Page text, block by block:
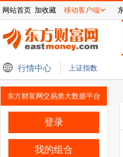
网站首页 加收藏 移动客户端
行情中心 上证指数
涨；无锡银行副行长胥焱冰辞职 | 金融
东方财富网交易类大数据平台
登录
我的组合